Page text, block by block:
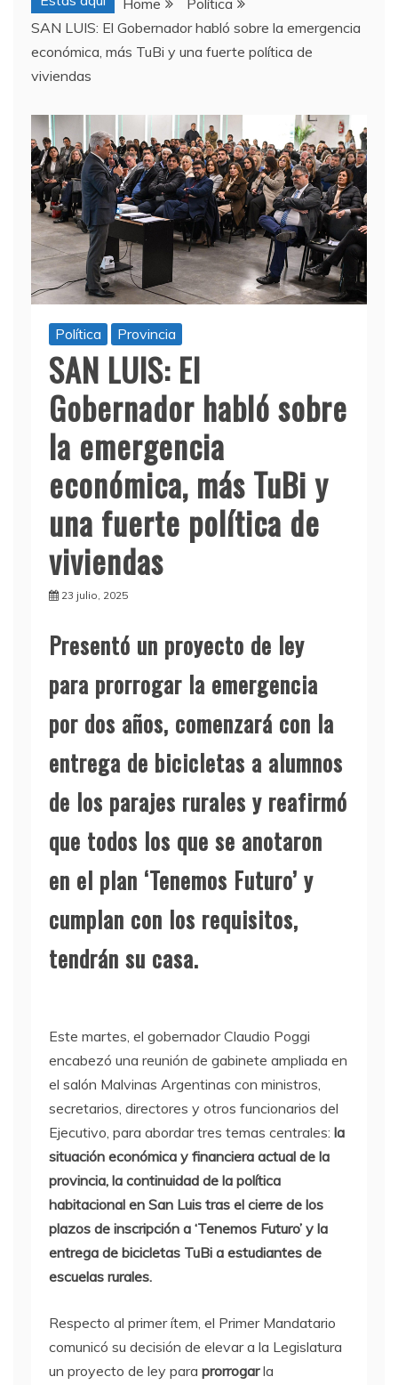
Home
Política
SAN LUIS: El Gobernador habló sobre la emergencia
económica, más TuBi y una fuerte política de
viviendas
Política Provincia
SAN LUIS: El
Gobernador habló sobre
la emergencia
económica, más TuBi y
una fuerte política de
viviendas
23 julio, 2025
Presentó un proyecto de ley
para prorrogar la emergencia
por dos años, comenzará con la
entrega de bicicletas a alumnos
de los parajes rurales y reafirmó
que todos los que se anotaron
en el plan ‘Tenemos Futuro’ y
cumplan con los requisitos,
tendrán su casa.
Este martes, el gobernador Claudio Poggi
encabezó una reunión de gabinete ampliada en
el salón Malvinas Argentinas con ministros,
secretarios, directores y otros funcionarios del
Ejecutivo, para abordar tres temas centrales: la
situación económica y financiera actual de la
provincia, la continuidad de la política
habitacional en San Luis tras el cierre de los
plazos de inscripción a ‘Tenemos Futuro’ y la
entrega de bicicletas TuBi a estudiantes de
escuelas rurales.
Respecto al primer ítem, el Primer Mandatario
comunicó su decisión de elevar a la Legislatura
un proyecto de ley para prorrogarla